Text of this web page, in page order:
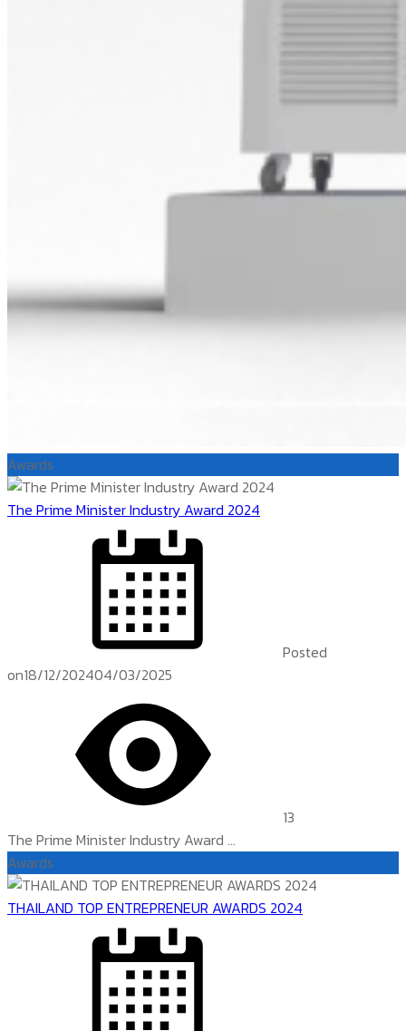
Awards
The Prime Minister Industry Award 2024
Posted
on18/12/202404/03/2025
13
The Prime Minister Industry Award ...
Awards
THAILAND TOP ENTREPRENEUR AWARDS 2024